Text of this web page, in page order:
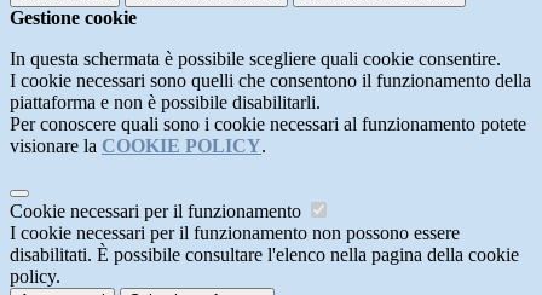
Gestione cookie
In questa schermata è possibile scegliere quali cookie consentire.
I cookie necessari sono quelli che consentono il funzionamento della
piattaforma e non è possibile disabilitarli.
Per conoscere quali sono i cookie necessari al funzionamento potete
visionare la COOKIE POLICY.
Cookie necessari per il funzionamento
I cookie necessari per il funzionamento non possono essere
disabilitati. È possibile consultare l'elenco nella pagina della cookie
policy.